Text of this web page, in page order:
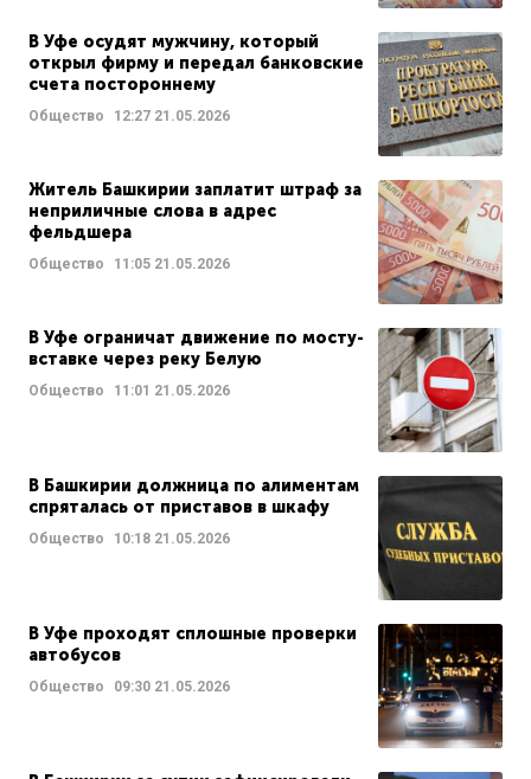
В Уфе осудят мужчину, который
открыл фирму и передал банковские
счета постороннему
Общество 12:27 21.05.2026
Житель Башкирии заплатит штраф за
неприличные слова в адрес
фельдшера
Общество 11:05 21.05.2026
В Уфе ограничат движение по мосту-
вставке через реку Белую
Общество 11:01 21.05.2026
В Башкирии должница по алиментам
спряталась от приставов в шкафу
Общество 10:18 21.05.2026
В Уфе проходят сплошные проверки
автобусов
Общество 09:30 21.05.2026